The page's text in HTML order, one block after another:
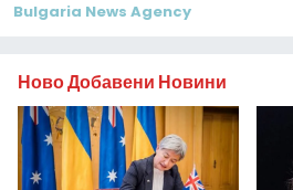
Bulgaria News Agency
Ново Добавени Новини